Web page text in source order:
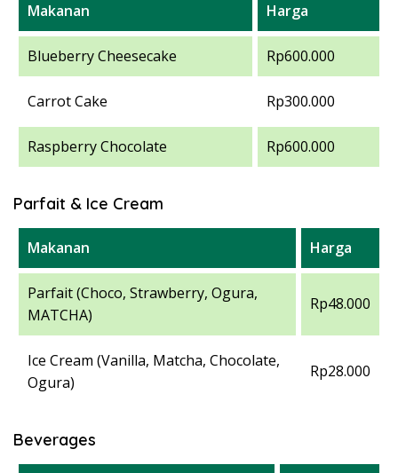
Makanan Harga
Blueberry Cheesecake Rp600.000
Carrot Cake Rp300.000
Raspberry Chocolate Rp600.000
Parfait & Ice Cream
Makanan Harga
Parfait (Choco, Strawberry, Ogura,
MATCHA)
Rp48.000
Ice Cream (Vanilla, Matcha, Chocolate,
Ogura)
Rp28.000
Beverages